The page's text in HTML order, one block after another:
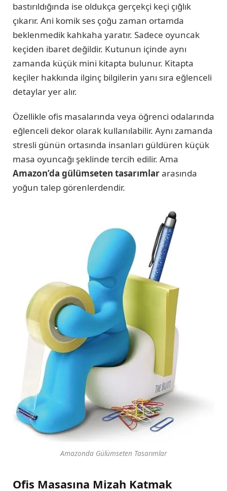
bastırıldığında ise oldukça gerçekçi keçi çığlık
çıkarır. Ani komik ses çoğu zaman ortamda
beklenmedik kahkaha yaratır. Sadece oyuncak
keçiden ibaret değildir. Kutunun içinde aynı
zamanda küçük mini kitapta bulunur. Kitapta
keçiler hakkında ilginç bilgilerin yanı sıra eğlenceli
detaylar yer alır.
Özellikle ofis masalarında veya öğrenci odalarında
eğlenceli dekor olarak kullanılabilir. Aynı zamanda
stresli günün ortasında insanları güldüren küçük
masa oyuncağı şeklinde tercih edilir. Ama
Amazon’da gülümseten tasarımlararasında
yoğun talep görenlerdendir.
Amazonda Gülümseten Tasarımlar
Ofis Masasına Mizah Katmak